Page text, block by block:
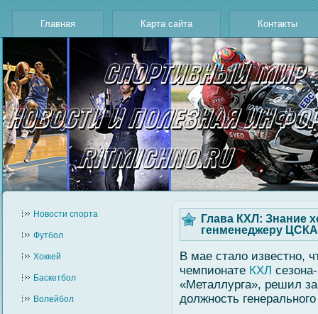
Главная Карта сайта Контакты
Новости cпорта
Футбол
Хоккей
Баскетбол
Волейбол
Глава КХЛ: Знание
генменеджеру
В мае стало известно,
чемпионате КХЛ
«Металлурга», решил
должность